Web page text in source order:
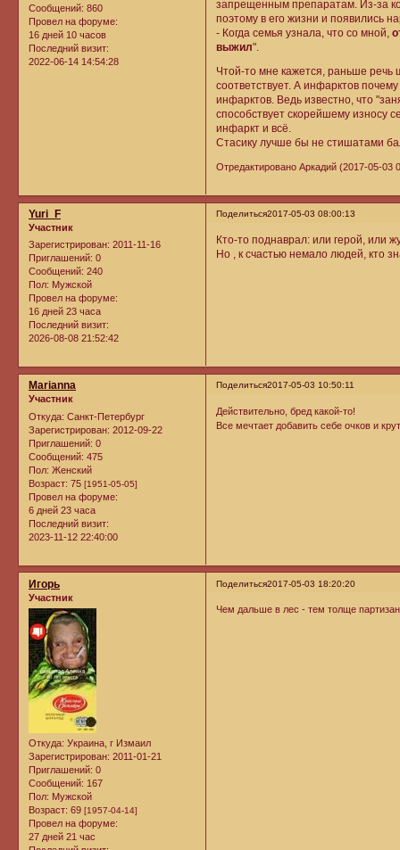
Сообщений: 860
Провел на форуме:
16 дней 10 часов
Последний визит:
2022-06-14 14:54:28
запрещенным препаратам. Из-за
поэтому в его жизни и появились
- Когда семья узнала, что со мной,
выжил".
Чтой-то мне кажется, раньше
соответствует. А инфарктов
инфарктов. Ведь известно, что
способствует скорейшему износу
инфаркт и всё.
Стасику лучше бы не стишатами
Отредактировано Аркадий (2017-05-03
Поделиться2017-05-03 08:00:13
Yuri_F
Участник
Зарегистрирован: 2011-11-16
Приглашений: 0
Сообщений: 240
Пол: Мужской
Провел на форуме:
16 дней 23 часа
Последний визит:
2026-08-08 21:52:42
Кто-то поднаврал: или герой, или
Но , к счастью немало людей, кто
Поделиться2017-05-03 10:50:11
Marianna
Участник
Откуда: Санкт-Петербург
Зарегистрирован: 2012-09-22
Приглашений: 0
Сообщений: 475
Пол: Женский
Возраст: 75 [1951-05-05]
Провел на форуме:
6 дней 23 часа
Последний визит:
2023-11-12 22:40:00
Действительно, бред какой-то!
Все мечтает добавить себе очков и
Поделиться2017-05-03 18:20:20
Игорь
Участник
Откуда: Украина, г Измаил
Зарегистрирован: 2011-01-21
Приглашений: 0
Сообщений: 167
Пол: Мужской
Возраст: 69 [1957-04-14]
Провел на форуме:
27 дней 21 час
Чем дальше в лес - тем толще